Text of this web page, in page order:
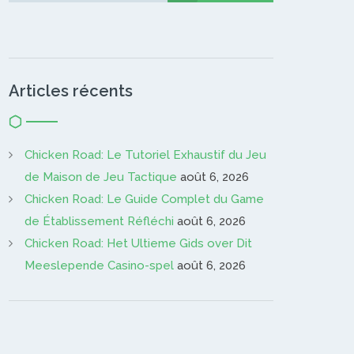
Articles récents
Chicken Road: Le Tutoriel Exhaustif du Jeu
de Maison de Jeu Tactique août 6, 2026
Chicken Road: Le Guide Complet du Game
de Établissement Réfléchi août 6, 2026
Chicken Road: Het Ultieme Gids over Dit
Meeslepende Casino-spel août 6, 2026